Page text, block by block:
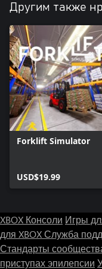
Другим также
Forklift Simulator
USD$19.99
XBOX Консоли Игры
для XBOXСлужба
Стандарты
приступах эпилепсии